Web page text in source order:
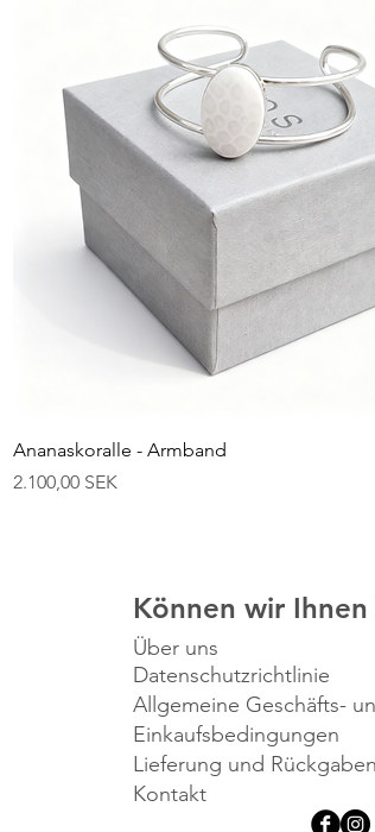
Schnellansicht
Ananaskoralle - Armband
Preis
2.100,00 SEK
Können wir
Über uns
Datenschutzrichtlinie
Allgemeine Geschäfts-
Einkaufsbedingungen
Lieferung und Rückgaben
Kontakt